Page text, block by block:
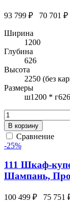
93 799 ₽ 70 701 ₽
Ширина
1200
Глубина
626
Высота
2250 (без
Размеры
ш1200 *
В корзину
Сравнение
-25%
111 Шкаф-
Шампань,
100 499 ₽ 75 751